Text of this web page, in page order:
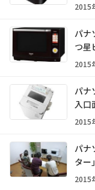
2015
パナ
つ星
2015
パナ
入口
2015
パナ
ター
2015